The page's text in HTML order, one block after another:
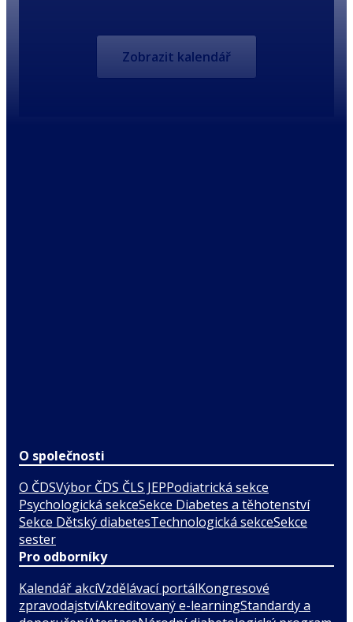
Zobrazit kalendář
O společnosti
O ČDSVýbor ČDS ČLS JEPPodiatrická sekce
Psychologická sekceSekce Diabetes a těhotenství
Sekce Dětský diabetesTechnologická sekceSekce
sester
Pro odborníky
Kalendář akcíVzdělávací portálKongresové
zpravodajstvíAkreditovaný e-learningStandardy a